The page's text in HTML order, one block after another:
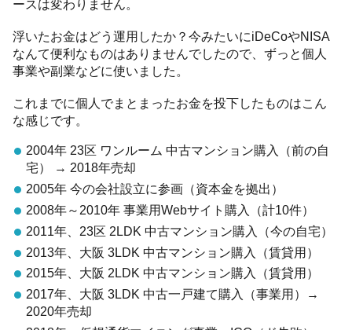
ースは変わりません。
浮いたお金はどう運用したか？今みたいにiDeCoやNISA
なんて便利なものはありませんでしたので、ずっと個人
事業や副業などに使いました。
これまでに個人でまとまったお金を投下したものはこん
な感じです。
2004年 23区 ワンルーム 中古マンション購入（前の自
宅） → 2018年売却
2005年 今の会社設立に参画（資本金を拠出）
2008年～2010年 事業用Webサイト購入（計10件）
2011年、23区 2LDK 中古マンション購入（今の自宅）
2013年、大阪 3LDK 中古マンション購入（賃貸用）
2015年、大阪 2LDK 中古マンション購入（賃貸用）
2017年、大阪 3LDK 中古一戸建て購入（事業用）→
2020年売却